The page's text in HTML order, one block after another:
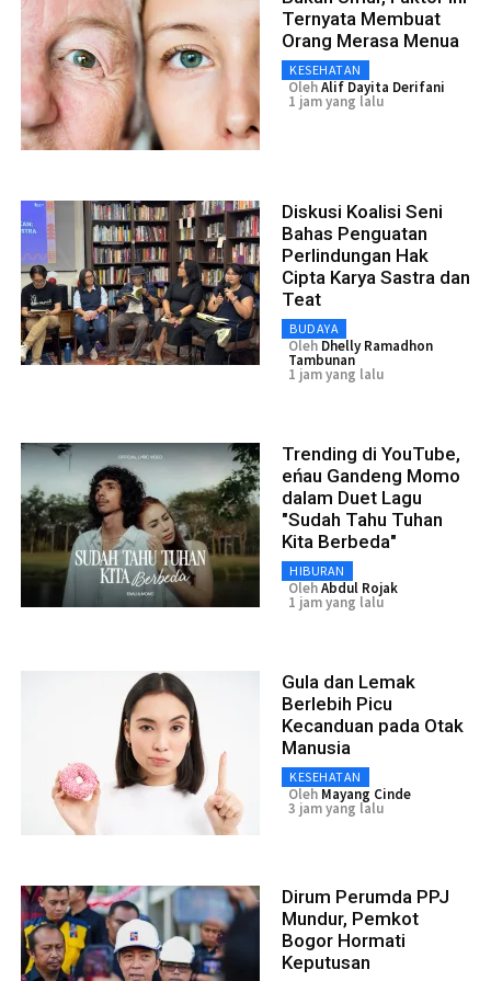
Ternyata Membuat
Orang Merasa Menua
KESEHATAN
OlehAlif Dayita Derifani
1 jam yang lalu
Diskusi Koalisi Seni
Bahas Penguatan
Perlindungan Hak
Cipta Karya Sastra dan
Teat
BUDAYA
Oleh Dhelly Ramadhon
Tambunan
1 jam yang lalu
Trending di YouTube,
eńau Gandeng Momo
dalam Duet Lagu
"Sudah Tahu Tuhan
Kita Berbeda"
HIBURAN
OlehAbdul Rojak
1 jam yang lalu
Gula dan Lemak
Berlebih Picu
Kecanduan pada Otak
Manusia
KESEHATAN
Oleh Mayang Cinde
3 jam yang lalu
Dirum Perumda PPJ
Mundur, Pemkot
Bogor Hormati
Keputusan